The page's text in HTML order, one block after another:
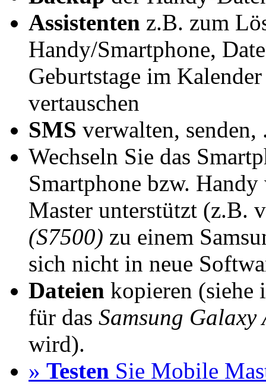
Assistenten z.B. zum
Handy/Smartphone,
Geburtstage im
vertauschen
SMS verwalten, senden,
Wechseln Sie das
Smartphone bzw.
Master unterstützt (z.B.
(S7500) zu einem
sich nicht in neue
Dateien kopieren (siehe
für das Samsung Galaxy
wird).
» Testen Sie Mobile